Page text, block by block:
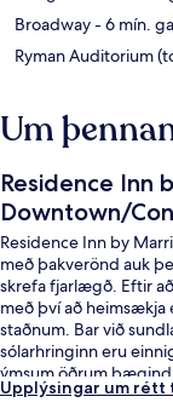
Broadway- 6 mín.
Ryman Auditorium
Um
Residence Inn
Downtown/
Residence Inn by
með þakverönd auk
skrefa fjarlægð. Eftir
með því að
staðnum. Bar við
sólarhringinn eru
ýmsum öðrum
Meðal þess sem
Upplýsingar um rétt